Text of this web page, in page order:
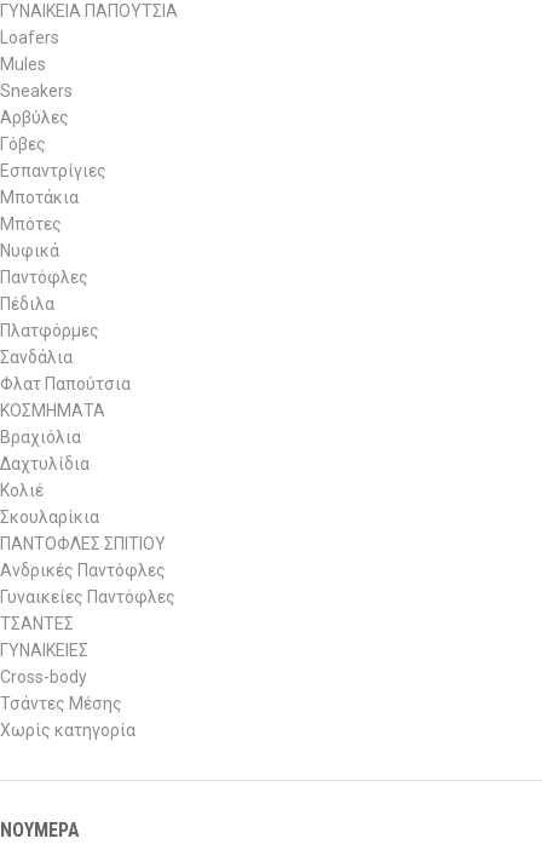
ΓΥΝΑΙΚΕΙΑ ΠΑΠΟΥΤΣΙΑ
Loafers
Mules
Sneakers
Αρβύλες
Γόβες
Εσπαντρίγιες
Μποτάκια
Μπότες
Νυφικά
Παντόφλες
Πέδιλα
Πλατφόρμες
Σανδάλια
Φλατ Παπούτσια
ΚΟΣΜΗΜΑΤΑ
Βραχιόλια
Δαχτυλίδια
Κολιέ
Σκουλαρίκια
ΠΑΝΤΟΦΛΕΣ ΣΠΙΤΙΟΥ
Ανδρικές Παντόφλες
Γυναικείες Παντόφλες
ΤΣΑΝΤΕΣ
ΓΥΝΑΙΚΕΙΕΣ
Cross-body
Τσάντες Μέσης
Χωρίς κατηγορία
ΝΟΥΜΕΡΑ